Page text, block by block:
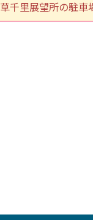
草千里展望所の駐車